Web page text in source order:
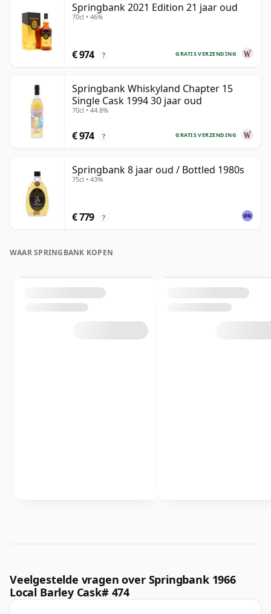
Springbank 2021 Edition 21 jaar oud
70cl • 46%
GRATIS VERZENDING
€ 974 ?
Springbank Whiskyland Chapter 15
Single Cask 1994 30 jaar oud
70cl • 44.8%
GRATIS VERZENDING
€ 974 ?
Springbank 8 jaar oud / Bottled 1980s
75cl • 43%
€ 779 ?
WAAR SPRINGBANK KOPEN
Veelgestelde vragen over Springbank 1966
Local Barley Cask# 474